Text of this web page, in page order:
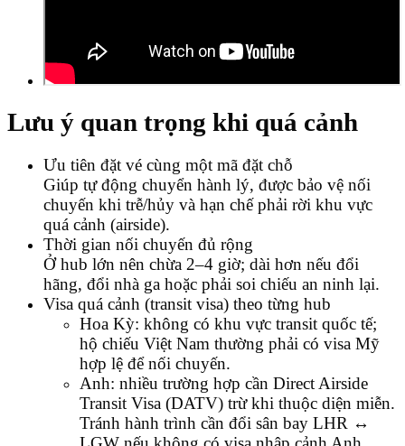
Lưu ý quan trọng khi quá cảnh
Ưu tiên đặt vé cùng một mã đặt chỗ
Giúp tự động chuyển hành lý, được bảo vệ nối
chuyến khi trễ/hủy và hạn chế phải rời khu vực
quá cảnh (airside).
Thời gian nối chuyến đủ rộng
Ở hub lớn nên chừa 2–4 giờ; dài hơn nếu đổi
hãng, đổi nhà ga hoặc phải soi chiếu an ninh lại.
Visa quá cảnh (transit visa) theo từng hub
Hoa Kỳ: không có khu vực transit quốc tế;
hộ chiếu Việt Nam thường phải có visa Mỹ
hợp lệ để nối chuyến.
Anh: nhiều trường hợp cần Direct Airside
Transit Visa (DATV) trừ khi thuộc diện miễn.
Tránh hành trình cần đổi sân bay LHR ↔